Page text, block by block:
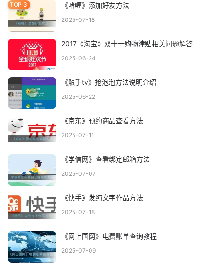
《啫喱》添加好友方法
2025-07-18
2017《淘宝》双十一购物津贴相关问题解答
2025-06-24
《触手tv》抢泡泡方法说明介绍
2025-06-22
《京东》预约商品查看方法
2025-07-11
《学信网》查看绑定邮箱方法
2025-07-07
《快手》发纯文字作品方法
2025-07-18
《网上国网》电费账单查询教程
2025-07-09